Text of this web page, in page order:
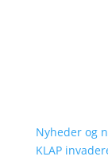
Nyheder og
KLAP